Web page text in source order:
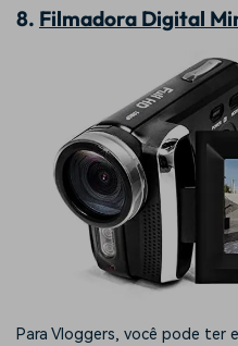
8. Filmadora Digital
Para Vloggers, você pode ter